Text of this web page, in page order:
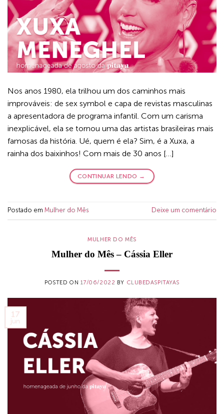
Nos anos 1980, ela trilhou um dos caminhos mais
improváveis: de sex symbol e capa de revistas masculinas
a apresentadora de programa infantil. Com um carisma
inexplicável, ela se tornou uma das artistas brasileiras mais
famosas da história. Ué, quem é ela? Sim, é a Xuxa, a
rainha dos baixinhos! Com mais de 30 anos […]
CONTINUAR LENDO →
Postado em Mulher do Mês Deixe um comentário
MULHER DO MÊS
Mulher do Mês – Cássia Eller
POSTED ON 17/06/2022 BY CLUBEDASPITAYAS
17
jun